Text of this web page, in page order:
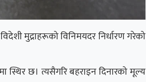
मुद्राहरूको विनिमयदर निर्धारण गरेको
छ। त्यसैगरि बहराइन दिनारको मूल्य